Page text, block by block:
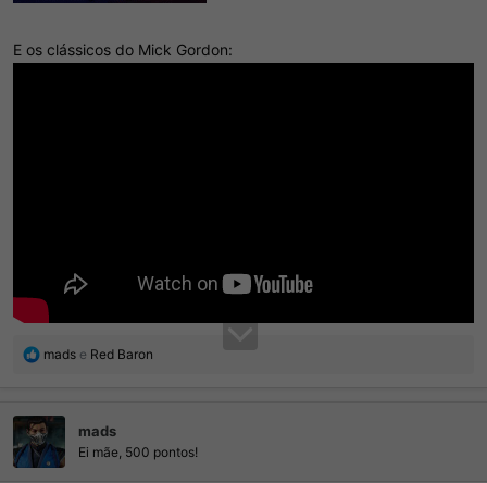
E os clássicos do Mick Gordon:
R
ç
õ
e
s
mads e Red Baron
mads
Ei mãe, 500 pontos!